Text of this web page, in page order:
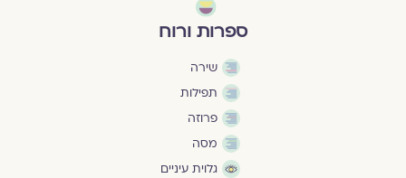
ספרות ורוח
שירה
תפילות
פרוזה
מסה
גלוית עיניים